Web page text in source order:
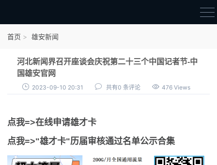
审核通过公示
首页 雄安新闻
河北新闻界召开座谈会庆祝第二十三个中国记者节-中
国雄安官网
2023-09-10 20:31 共有0 条评论 476 Views
点我=>在线申请雄才卡
点我=>"雄才卡"历届审核通过名单公示合集